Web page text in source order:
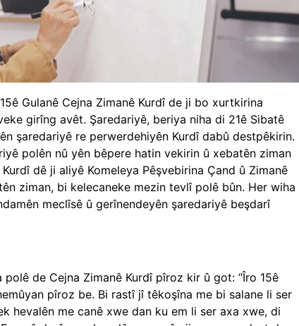
Gulanê Cejna Zimanê Kurdî de ji bo xurtkirina
girîng avêt. Şaredariyê, beriya niha di 21ê Sibatê
şaredariyê re perwerdehiyên Kurdî dabû destpêkirin.
polên nû yên bêpere hatin vekirin û xebatên ziman
dê ji aliyê Komeleya Pêşvebirina Çand û Zimanê
ziman, bi kelecaneke mezin tevlî polê bûn. Her wiha
meclîsê û gerînendeyên şaredariyê beşdarî
de Cejna Zimanê Kurdî pîroz kir û got: “Îro 15ê
pîroz be. Bi rastî jî têkoşîna me bi salane li ser
hevalên me canê xwe dan ku em li ser axa xwe, di